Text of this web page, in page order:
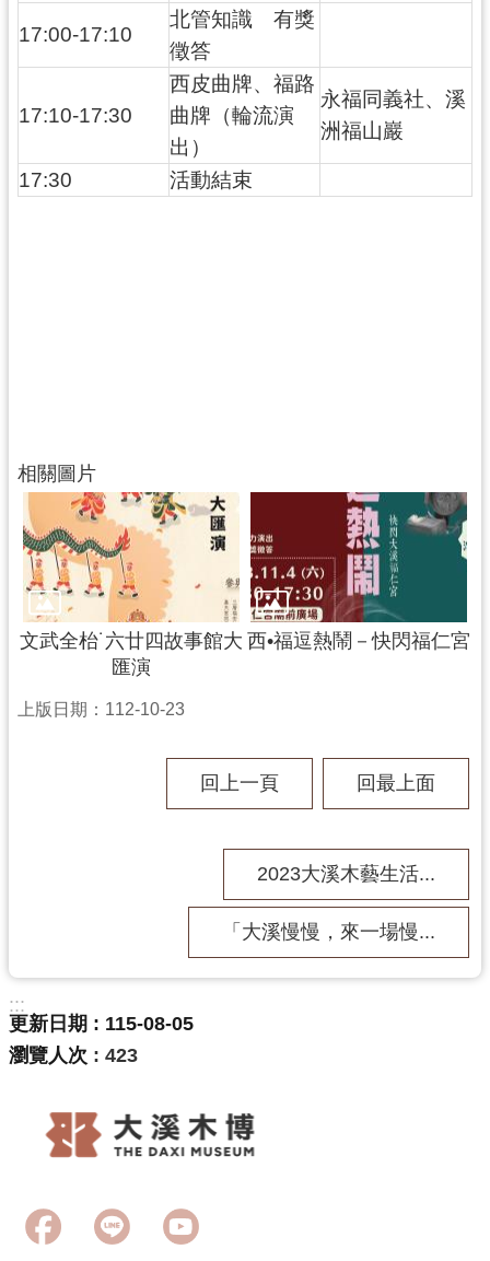
17:00-17:10
北管知識 有獎
徵答
17:10-17:30
西皮曲牌、福路
曲牌（輪流演
出）
永福同義社、溪
洲福山巖
17:30 活動結束
相關圖片
文武全枱˙六廿四故事館大
匯演
西•福逗熱鬧－快閃福仁宮
上版日期：112-10-23
回上一頁 回最上面
2023大溪木藝生活...
「大溪慢慢，來一場慢...
:::
更新日期
115-08-05
瀏覽人次
423